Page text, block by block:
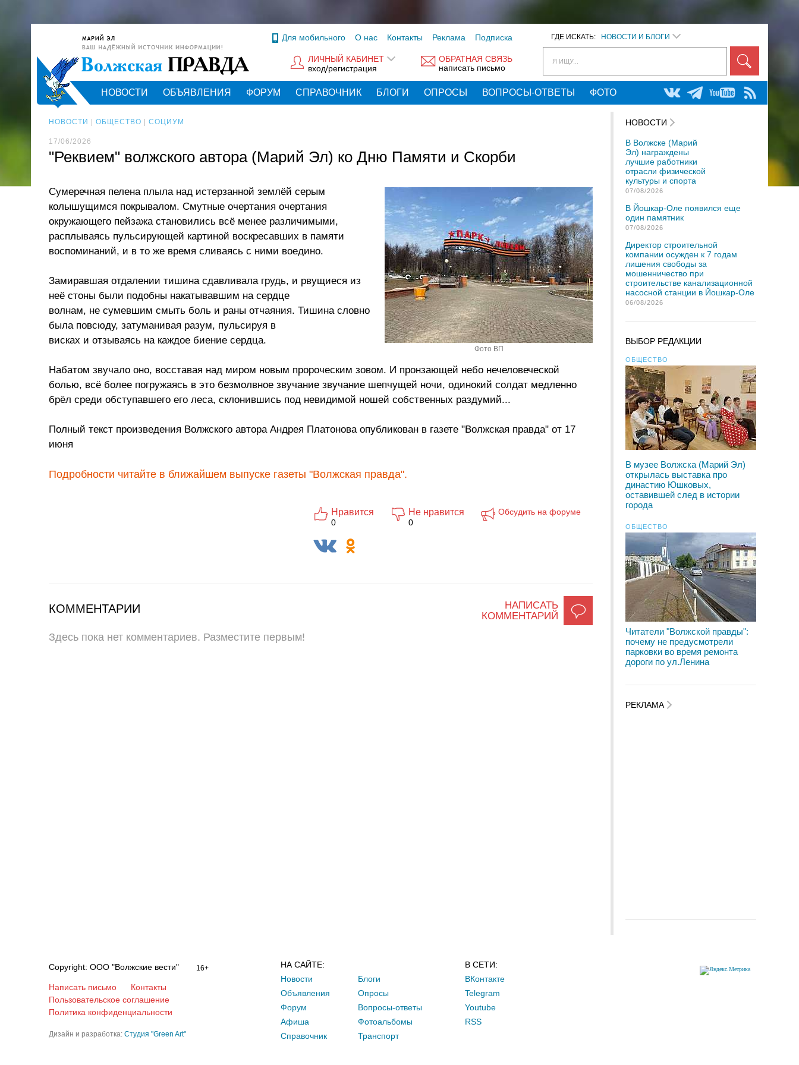
ГДЕ ИСКАТЬ: НОВОСТИ И БЛОГИ
Я ИЩУ...
Для мобильного О нас Контакты Реклама Подписка
ОБРАТНАЯ СВЯЗЬ
написать письмо
ЛИЧНЫЙ КАБИНЕТ
вход/регистрация
НОВОСТИ ОБЪЯВЛЕНИЯ ФОРУМ СПРАВОЧНИК БЛОГИ ОПРОСЫ ВОПРОСЫ-ОТВЕТЫ ФОТО
НОВОСТИ ОБЩЕСТВО СОЦИУМ
17/06/2026
"Реквием" волжского автора (Марий Эл) ко Дню Памяти и Скорби
Фото ВП
Сумеречная пелена плыла над истерзанной землёй серым
колышущимся покрывалом. Смутные очертания очертания
окружающего пейзажа становились всё менее различимыми,
расплываясь пульсирующей картиной воскресавших в памяти
воспоминаний, и в то же время сливаясь с ними воедино.
Замиравшая отдалении тишина сдавливала грудь, и рвущиеся из
неё стоны были подобны накатывавшим на сердце
волнам, не сумевшим смыть боль и раны отчаяния. Тишина словно
была повсюду, затуманивая разум, пульсируя в
висках и отзываясь на каждое биение сердца.
Набатом звучало оно, восставая над миром новым пророческим зовом. И пронзающей небо нечеловеческой
болью, всё более погружаясь в это безмолвное звучание звучание шепчущей ночи, одинокий солдат медленно
брёл среди обступавшего его леса, склонившись под невидимой ношей собственных раздумий...
Полный текст произведения Волжского автора Андрея Платонова опубликован в газете "Волжская правда" от 17
июня
Подробности читайте в ближайшем выпуске газеты "Волжская правда".
Нравится
0
Не нравится
0
Обсудить на форуме
НАПИСАТЬ
КОММЕНТАРИЙ
КОММЕНТАРИИ
Здесь пока нет комментариев. Разместите первым!
НОВОСТИ
В Волжске (Марий
Эл) награждены
лучшие работники
отрасли физической
культуры и спорта
07/08/2026
В Йошкар-Оле появился еще
один памятник
07/08/2026
Директор строительной
компании осужден к 7 годам
лишения свободы за
мошенничество при
строительстве канализационной
насосной станции в Йошкар-Оле
06/08/2026
ВЫБОР РЕДАКЦИИ
ОБЩЕСТВО
В музее Волжска (Марий Эл)
открылась выставка про
династию Юшковых,
оставившей след в истории
города
ОБЩЕСТВО
Читатели "Волжской правды":
почему не предусмотрели
парковки во время ремонта
дороги по ул.Ленина
РЕКЛАМА
Copyright: ООО "Волжские вести" 16+
Написать письмо
Контакты
Пользовательское соглашение
Политика конфиденциальности
Дизайн и разработка: Студия "Green Art"
НА САЙТЕ:
Новости
Объявления
Форум
Афиша
Справочник
Блоги
Опросы
Вопросы-ответы
Фотоальбомы
Транспорт
В СЕТИ:
ВКонтакте
Telegram
Youtube
RSS